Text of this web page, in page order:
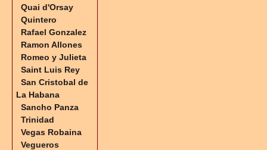
Quai d'Orsay
Quintero
Rafael Gonzalez
Ramon Allones
Romeo y Julieta
Saint Luis Rey
San Cristobal de
La Habana
Sancho Panza
Trinidad
Vegas Robaina
Vegueros